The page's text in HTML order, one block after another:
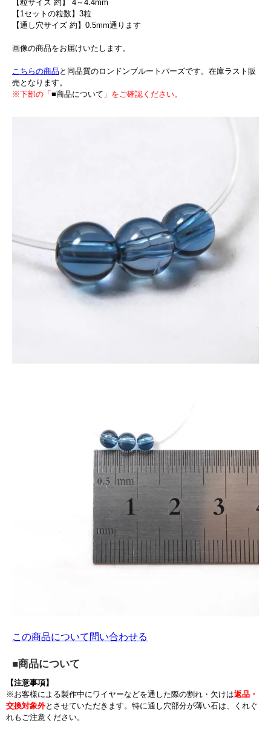
【粒サイズ 約】 4～4.4mm
【1セットの粒数】3粒
【通し穴サイズ 約】0.5mm通ります
画像の商品をお届けいたします。
こちらの商品 と同品質のロンドンブルートパーズです。在庫ラスト販
売となります。
※下部の「 ■商品について 」をご確認ください。
この商品について問い合わせる
■商品について
【注意事項】
※お客様による製作中にワイヤーなどを通した際の割れ・欠けは返品・
交換対象外とさせていただきます。特に通し穴部分が薄い石は、くれぐ
れもご注意ください。